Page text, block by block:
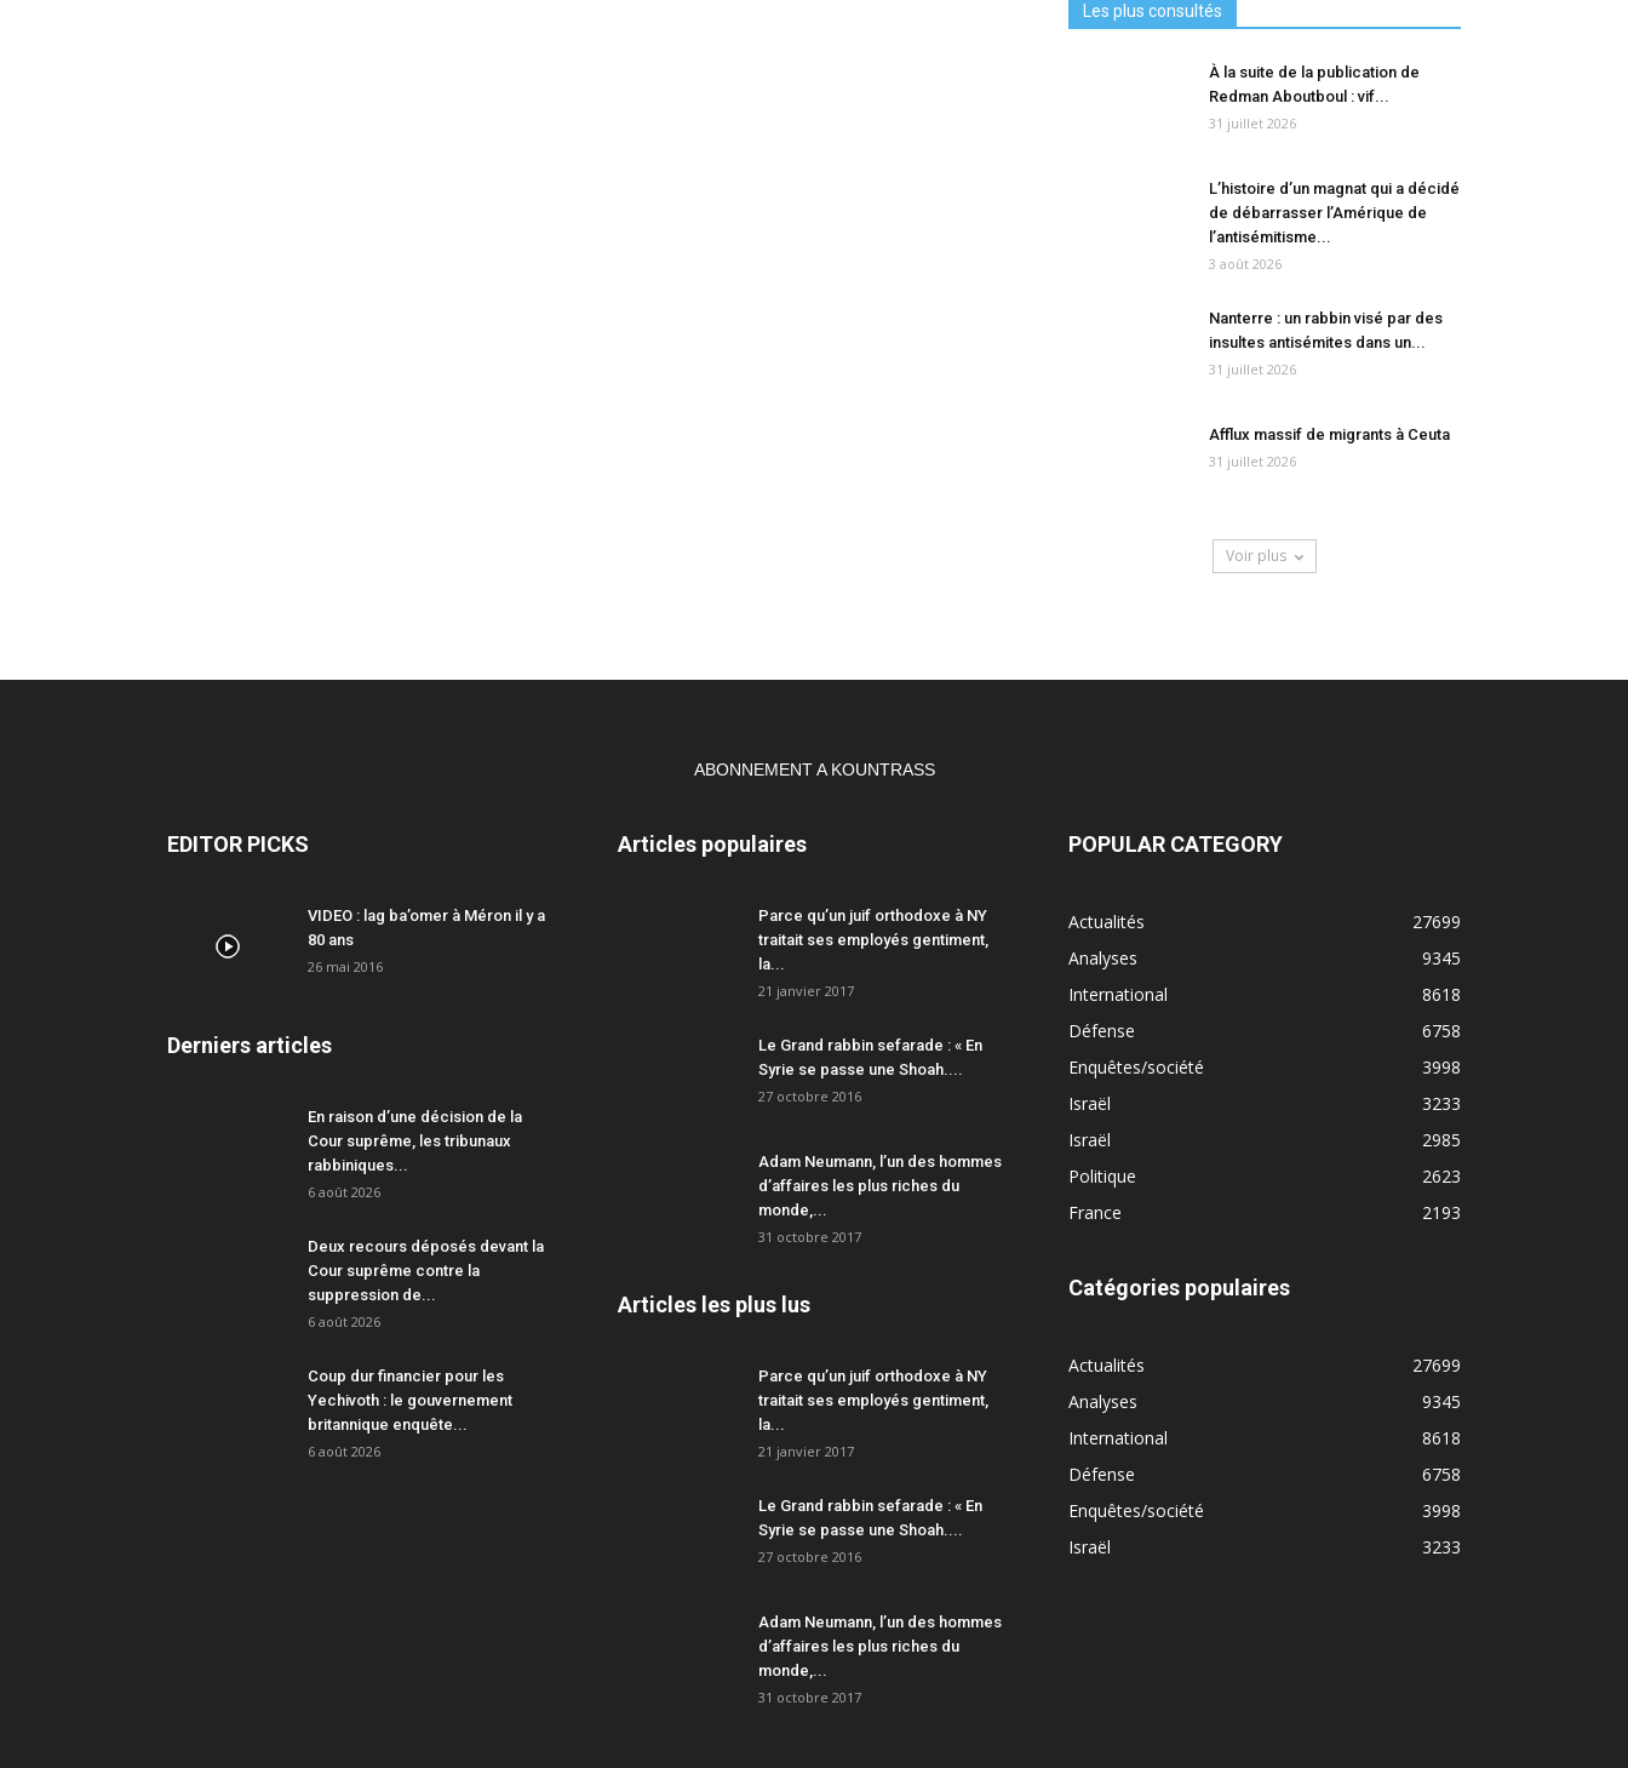
Les plus consultés
À la suite de la publication de
Redman Aboutboul : vif...
31 juillet 2026
L’histoire d’un magnat qui a décidé
de débarrasser l’Amérique de
l’antisémitisme...
3 août 2026
Nanterre : un rabbin visé par des
insultes antisémites dans un...
31 juillet 2026
Afflux massif de migrants à Ceuta
31 juillet 2026
Voir plus
ABONNEMENT A KOUNTRASS
EDITOR PICKS
VIDEO : lag ba’omer à Méron il y a
80 ans
26 mai 2016
Derniers articles
En raison d’une décision de la
Cour suprême, les tribunaux
rabbiniques...
6 août 2026
Deux recours déposés devant la
Cour suprême contre la
suppression de...
6 août 2026
Coup dur financier pour les
Yechivoth : le gouvernement
britannique enquête...
6 août 2026
Articles populaires
Parce qu’un juif orthodoxe à NY
traitait ses employés gentiment,
la...
21 janvier 2017
Le Grand rabbin sefarade : « En
Syrie se passe une Shoah....
27 octobre 2016
Adam Neumann, l’un des hommes
d’affaires les plus riches du
monde,...
31 octobre 2017
Articles les plus lus
Parce qu’un juif orthodoxe à NY
traitait ses employés gentiment,
la...
21 janvier 2017
Le Grand rabbin sefarade : « En
Syrie se passe une Shoah....
27 octobre 2016
Adam Neumann, l’un des hommes
d’affaires les plus riches du
monde,...
31 octobre 2017
POPULAR CATEGORY
Actualités
27699
Analyses
9345
International
8618
Défense
6758
Enquêtes/société
3998
Israël
3233
Israël
2985
Politique
2623
France
2193
Catégories populaires
Actualités
27699
Analyses
9345
International
8618
Défense
6758
Enquêtes/société
3998
Israël
3233